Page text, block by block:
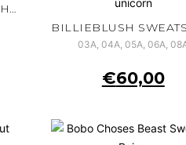
BILLIEBLUSH SWEATSHIRT BLAUW
03A, 04A, 05A, 06A,
€60,00